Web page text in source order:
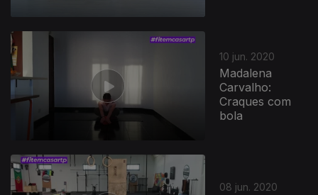
10 jun. 2020
Madalena
Carvalho:
Craques com
bola
08 jun. 2020